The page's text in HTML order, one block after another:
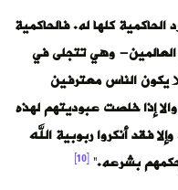
الحاكمية كلها له. فالحاكمية
وهي تتجلى في
يكون الناس معترفين
إذا خلصت عبوديتهم لهذه
فقد أنكروا ربوبية الله
بشرعه.”
[10]